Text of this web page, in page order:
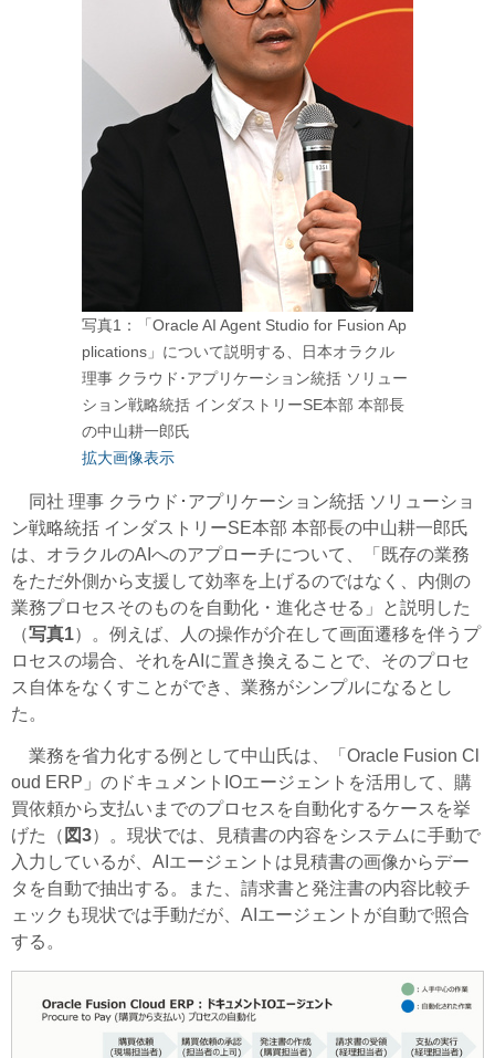
写真1：「Oracle AI Agent Studio for Fusion Ap
plications」について説明する、日本オラクル
理事 クラウド･アプリケーション統括 ソリュー
ション戦略統括 インダストリーSE本部 本部長
の中山耕一郎氏
拡大画像表示
同社 理事 クラウド･アプリケーション統括 ソリューショ
ン戦略統括 インダストリーSE本部 本部長の中山耕一郎氏
は、 オラクルのAIへのアプローチについて、「既存の業務
をただ外側から支援して効率を上げるのではなく、内側の
業務プロセスそのものを自動化・進化させる」と説明した
（写真1）。例えば、人の操作が介在して画面遷移を伴うプ
ロセスの場合、それをAIに置き換えることで、そのプロセ
ス自体をなくすことができ、業務がシンプルになるとし
た。
業務を省力化する例として中山氏は、「Oracle Fusion Cl
oud ERP」のドキュメントIOエージェントを活用して、購
買依頼から支払いまでのプロセスを自動化するケースを挙
げた（ 図3）。現状では、見積書の内容をシステムに手動で
入力しているが、AIエージェントは見積書の画像からデー
タを自動で抽出する。また、請求書と発注書の内容比較チ
ェックも現状では手動だが、AIエージェントが自動で照合
する。